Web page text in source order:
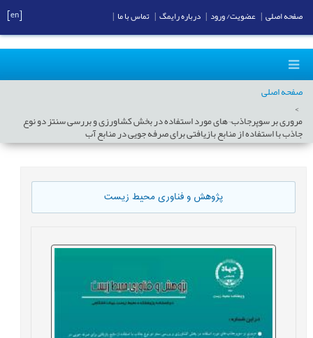
صفحه اصلی
مروری بر سوپرجاذب¬های مورد استفاده در بخش کشاورزی و بررسی سنتز دو نوع
جاذب با استفاده از منابع بازیافتی برای صرفه جویی در منابع آب
پژوهش و فناوری محیط زیست
صفحه اصلی عضویت/ ورود درباره رایمگ تماس با ما